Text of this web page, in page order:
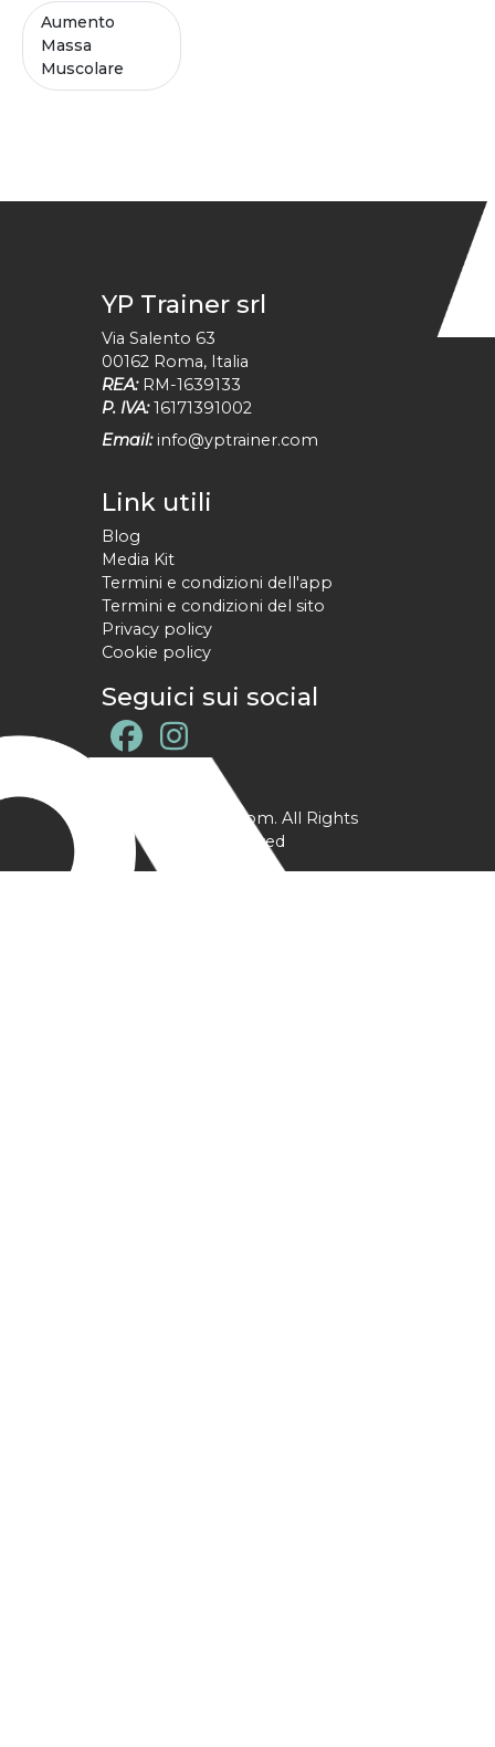
Aumento
Massa
Muscolare
YP Trainer srl
Via Salento 63
00162 Roma, Italia
REA: RM-1639133
P. IVA: 16171391002
Email: info@yptrainer.com
Link utili
Blog
Media Kit
Termini e condizioni dell'app
Termini e condizioni del sito
Privacy policy
Cookie policy
Seguici sui social
@ YPtrainer.com. All Rights
Reserved